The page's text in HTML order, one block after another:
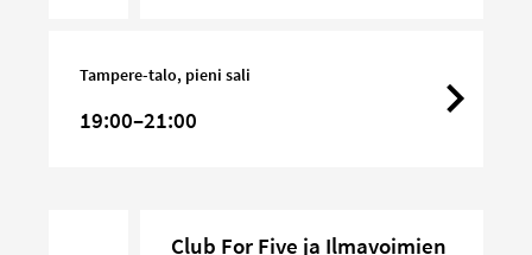
Tampere-talo, pieni sali
19:00–21:00
Club For Five ja Ilmavoimien